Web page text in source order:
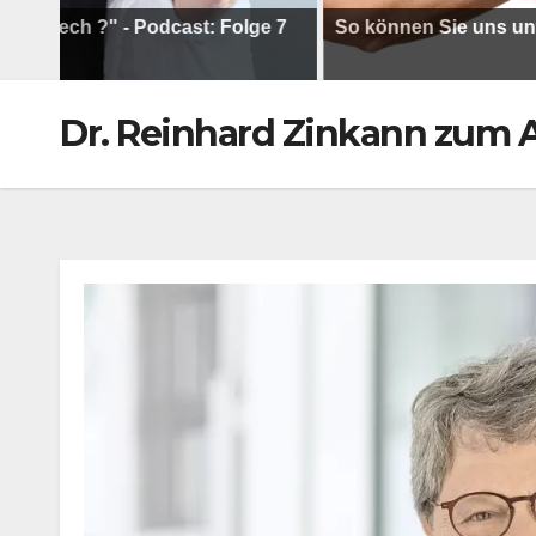
?" - Podcast: Folge 7 So können Sie uns
Dr. Reinhard Zinkann zum